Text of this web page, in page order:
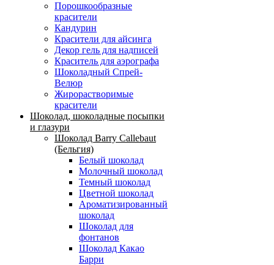
Порошкообразные
красители
Кандурин
Красители для айсинга
Декор гель для надписей
Краситель для аэрографа
Шоколадный Спрей-
Велюр
Жирорастворимые
красители
Шоколад, шоколадные посыпки
и глазури
Шоколад Barry Callebaut
(Бельгия)
Белый шоколад
Молочный шоколад
Темный шоколад
Цветной шоколад
Ароматизированный
шоколад
Шоколад для
фонтанов
Шоколад Какао
Барри